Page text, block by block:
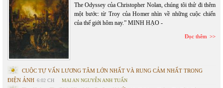
The Odyssey của Christopher Nolan, chúng tôi thử đi thêm
một bước: từ Troy của Homer nhìn về những cuộc chiến
của thế giới hôm nay.” MINH HẠO -
Đọc thêm
CUỘC TỰ VẤN LƯƠNG TÂM LỚN NHẤT VÀ RUNG CẢM NHẤT TRONG
ĐIỆN ẢNH 6:02 CH MAI AN NGUYỄN ANH TUẤN